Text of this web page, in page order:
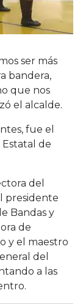
ser más
bandera,
que nos
el alcalde.
fue el
de
del
presidente
Bandas y
de
y el maestro
del
a las